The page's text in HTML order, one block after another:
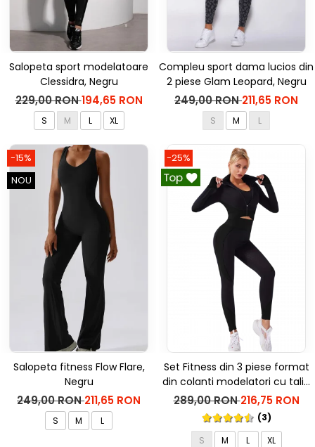
Salopeta sport modelatoare
Clessidra, Negru
229,00 RON194,65 RON
S M L XL
Compleu sport dama lucios din
2 piese Glam Leopard, Negru
249,00 RON211,65 RON
S M L
-15%
NOU
Salopeta fitness Flow Flare,
Negru
249,00 RON211,65 RON
S M L
-25%
Set Fitness din 3 piese format
din colanti modelatori cu talie
inalta, top si hanorac Ellite,
Negru
289,00 RON216,75 RON
(3)
S
M L XL